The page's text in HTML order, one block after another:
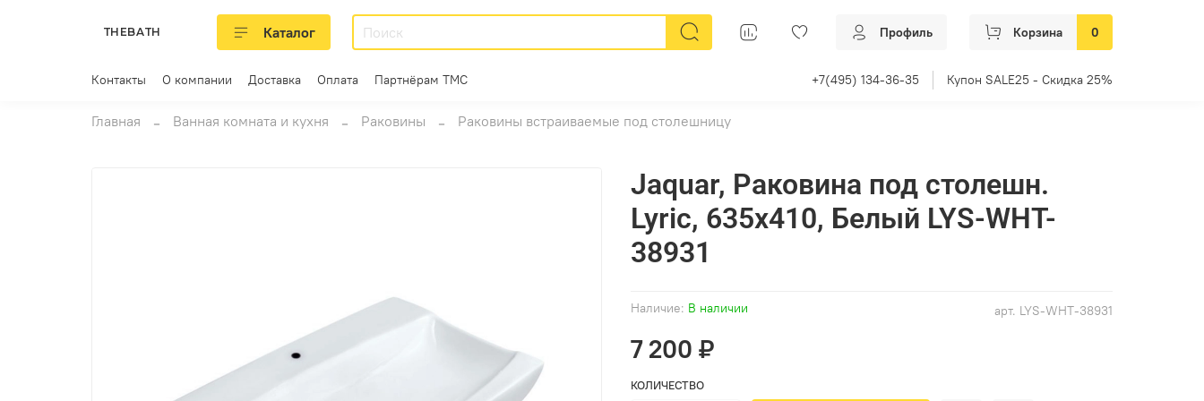
THEBATH Каталог Профиль Корзина 0
Контакты О компании Доставка Оплата Партнёрам ТМС +7(495) 134-36-35 Купон SALE25 - Скидка 25%
Главная Ванная комната и кухня Раковины Раковины встраиваемые под столешницу
арт. LYS-WHT-38931
Наличие: В наличии
Jaquar, Раковина под столешн.
Lyric, 635х410, Белый LYS-WHT-
38931
7 200 ₽
КОЛИЧЕСТВО